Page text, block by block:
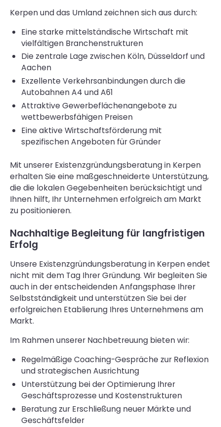
Kerpen und das Umland zeichnen sich aus durch:
Eine starke mittelständische Wirtschaft mit
vielfältigen Branchenstrukturen
Die zentrale Lage zwischen Köln, Düsseldorf und
Aachen
Exzellente Verkehrsanbindungen durch die
Autobahnen A4 und A61
Attraktive Gewerbeflächenangebote zu
wettbewerbsfähigen Preisen
Eine aktive Wirtschaftsförderung mit
spezifischen Angeboten für Gründer
Mit unserer Existenzgründungsberatung in Kerpen
erhalten Sie eine maßgeschneiderte Unterstützung,
die die lokalen Gegebenheiten berücksichtigt und
Ihnen hilft, Ihr Unternehmen erfolgreich am Markt
zu positionieren.
Nachhaltige Begleitung für langfristigen
Erfolg
Unsere Existenzgründungsberatung in Kerpen endet
nicht mit dem Tag Ihrer Gründung. Wir begleiten Sie
auch in der entscheidenden Anfangsphase Ihrer
Selbstständigkeit und unterstützen Sie bei der
erfolgreichen Etablierung Ihres Unternehmens am
Markt.
Im Rahmen unserer Nachbetreuung bieten wir:
Regelmäßige Coaching-Gespräche zur Reflexion
und strategischen Ausrichtung
Unterstützung bei der Optimierung Ihrer
Geschäftsprozesse und Kostenstrukturen
Beratung zur Erschließung neuer Märkte und
Geschäftsfelder